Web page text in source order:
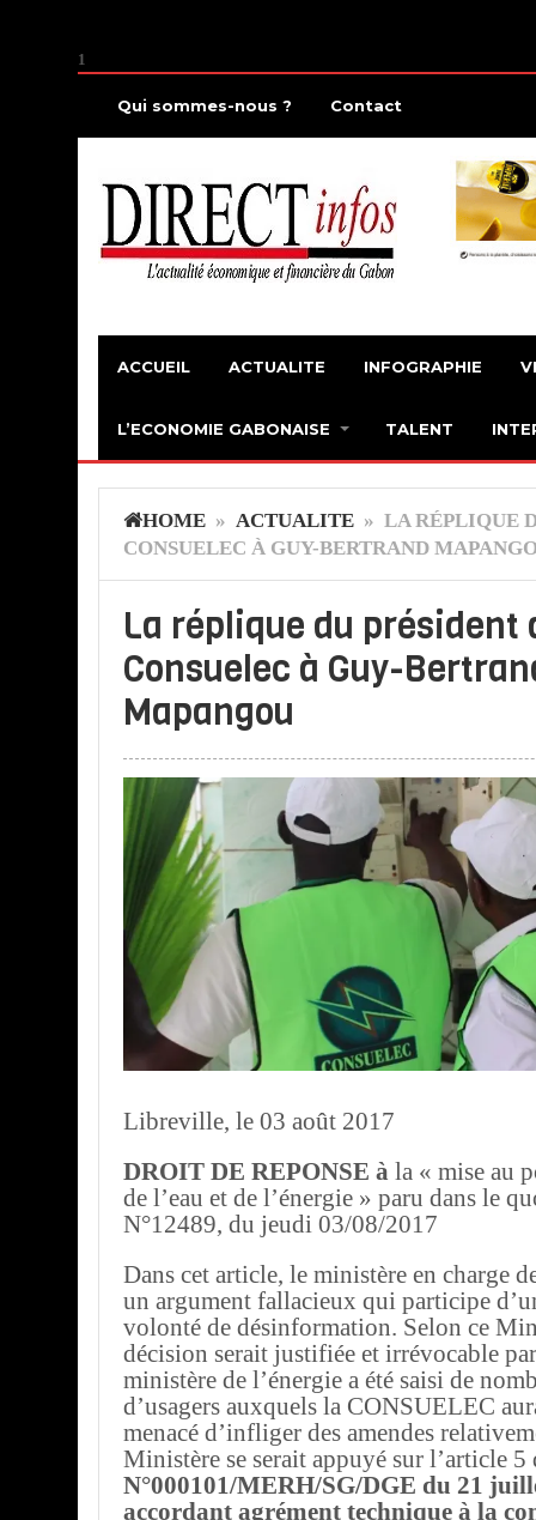
1
Qui sommes-nous ? Contact
ACCUEIL ACTUALITE INFOGRAPHIE
L’ECONOMIE GABONAISE TALENT
HOME » ACTUALITE » LA RÉPLIQUE
CONSUELEC À GUY-BERTRAND
La réplique du président
Consuelec à Guy-
Mapangou
Libreville, le 03 août 2017
DROIT DE REPONSE à la « mise au
de l’eau et de l’énergie » paru dans le
N°12489, du jeudi 03/08/2017
Dans cet article, le ministère en charge
un argument fallacieux qui participe
volonté de désinformation. Selon ce
décision serait justifiée et irrévocable
ministère de l’énergie a été saisi de
d’usagers auxquels la CONSUELEC
menacé d’infliger des amendes
Ministère se serait appuyé sur l’article 5
N°000101/MERH/SG/DGE du 21
accordant agrément technique à la